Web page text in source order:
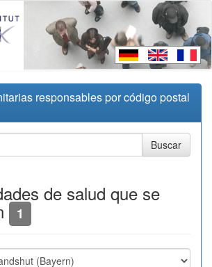
responsables por código postal
de salud que se
1